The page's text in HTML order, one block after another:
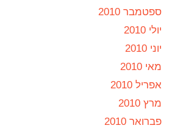
ספטמבר 2010
יולי 2010
יוני 2010
מאי 2010
אפריל 2010
מרץ 2010
פברואר 2010